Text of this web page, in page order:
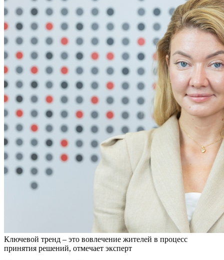
Ключевой тренд – это вовлечение жителей в процесс
принятия решений, отмечает эксперт